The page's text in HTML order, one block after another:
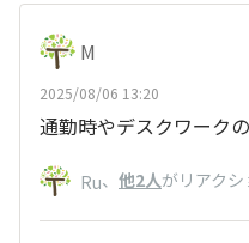
М
2025/08/06 13:20
通勤時やデスクワーク
Ru、 他2人がリアクシ